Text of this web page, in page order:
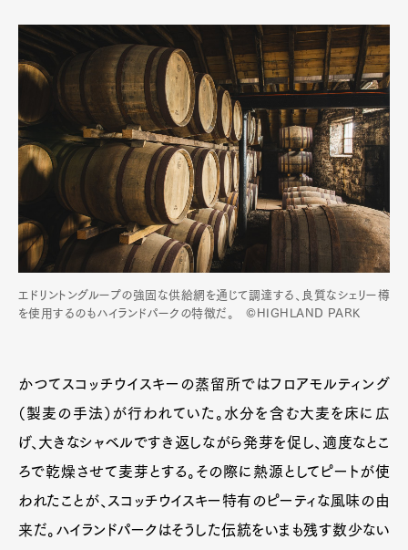
エドリントングループの強固な供給網を通じて調達する、良質なシェリー樽
を使用するのもハイランドパークの特徴だ。 ©HIGHLAND PARK
かつてスコッチウイスキーの蒸留所ではフロアモルティング
（製麦の手法）が行われていた。水分を含む大麦を床に広
げ、大きなシャベルですき返しながら発芽を促し、適度なとこ
ろで乾燥させて麦芽とする。その際に熱源としてピートが使
われたことが、スコッチウイスキー特有のピーティな風味の由
来だ。ハイランドパークはそうした伝統をいまも残す数少ない